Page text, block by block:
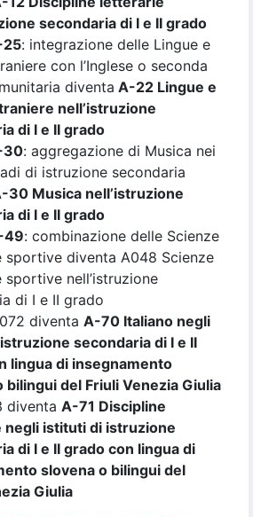
secondaria di I e II grado
: integrazione delle Lingue e
con l’Inglese o seconda
diventa A-22 Lingue e
nell’istruzione
di I e II grado
30: aggregazione di Musica nei
di istruzione secondaria
30 Musica nell’istruzione
di I e II grado
49: combinazione delle Scienze
sportive diventa A048 Scienze
sportive nell’istruzione
di I e II grado
diventa A-70 Italiano negli
secondaria di I e II
lingua di insegnamento
bilingui del Friuli Venezia Giulia
diventa A-71 Discipline
negli istituti di istruzione
di I e II grado con lingua di
slovena o bilingui del
Giulia